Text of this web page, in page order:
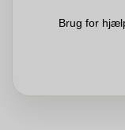
Brug for